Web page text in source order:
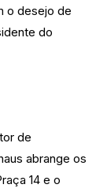
o desejo de
do
de
abrange os
14 e o